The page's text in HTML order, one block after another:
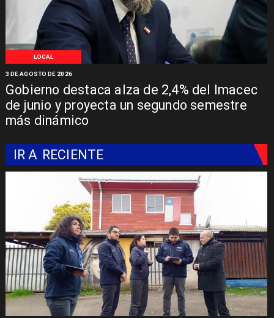
LOCAL
Gobierno destaca alza de 2,4% del Imacec
de junio y proyecta un segundo semestre
más dinámico
3 DE AGOSTO DE 2026
IR A RECIENTE